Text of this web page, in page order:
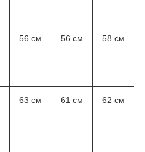
56 см 56 см 58 см
63 см 61 см 62 см